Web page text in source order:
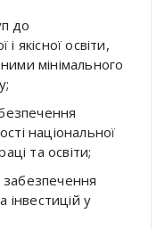
до
якісної освіти,
мінімального
національної
та освіти;
забезпечення
інвестицій у